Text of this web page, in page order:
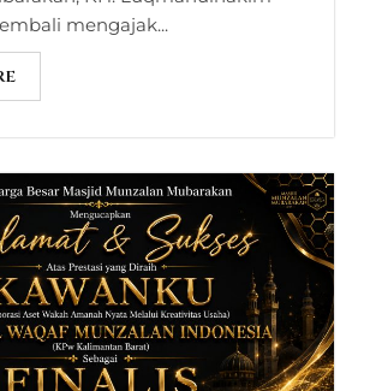
mengajak...